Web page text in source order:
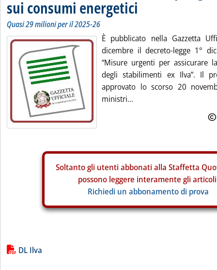
sui consumi energetici
Quasi 29 milioni per il 2025-26
È pubblicato nella Gazzetta
dicembre il decreto-legge 1°
“Misure urgenti per assicurare
degli stabilimenti ex Ilva”. Il
approvato lo scorso 20
ministri...
Soltanto gli utenti abbonati alla Staffetta
possono leggere interamente gli
Richiedi un abbonamento di prova
Lista allegati PDF alla notizia
DL Ilva